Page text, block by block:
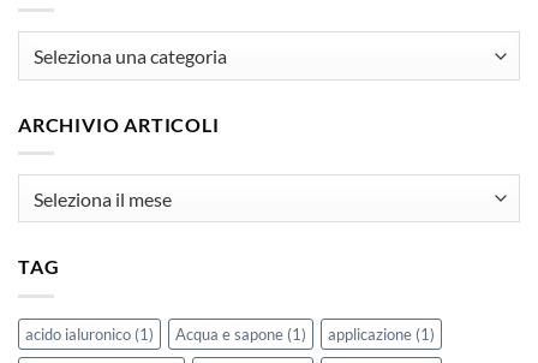
ARCHIVIO ARTICOLI
TAG
acido ialuronico (1) Acqua e sapone (1) applicazione (1)